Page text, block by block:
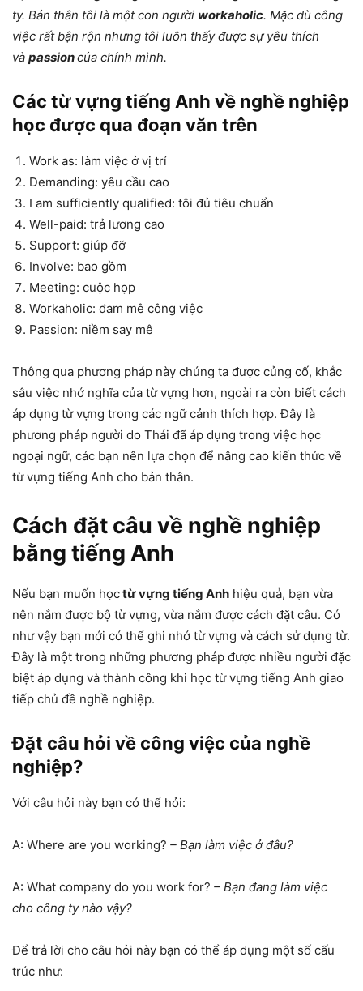
ty. Bản thân tôi là một con người workaholic. Mặc dù công
việc rất bận rộn nhưng tôi luôn thấy được sự yêu thích
và passioncủa chính mình.
Các từ vựng tiếng Anh về nghề nghiệp
học được qua đoạn văn trên
Work as: làm việc ở vị trí
Demanding: yêu cầu cao
I am sufficiently qualified: tôi đủ tiêu chuẩn
Well-paid: trả lương cao
Support: giúp đỡ
Involve: bao gồm
Meeting: cuộc họp
Workaholic: đam mê công việc
Passion: niềm say mê
Thông qua phương pháp này chúng ta được củng cố, khắc
sâu việc nhớ nghĩa của từ vựng hơn, ngoài ra còn biết cách
áp dụng từ vựng trong các ngữ cảnh thích hợp. Đây là
phương pháp người do Thái đã áp dụng trong việc học
ngoại ngữ, các bạn nên lựa chọn để nâng cao kiến thức về
từ vựng tiếng Anh cho bản thân.
Cách đặt câu về nghề nghiệp
bằng tiếng Anh
Nếu bạn muốn họctừ vựng tiếng Anh hiệu quả, bạn vừa
nên nắm được bộ từ vựng, vừa nắm được cách đặt câu. Có
như vậy bạn mới có thể ghi nhớ từ vựng và cách sử dụng từ.
Đây là một trong những phương pháp được nhiều người đặc
biệt áp dụng và thành công khi học từ vựng tiếng Anh giao
tiếp chủ đề nghề nghiệp.
Đặt câu hỏi về công việc của nghề
nghiệp?
Với câu hỏi này bạn có thể hỏi:
A: Where are you working? – Bạn làm việc ở đâu?
A: What company do you work for? – Bạn đang làm việc
cho công ty nào vậy?
Để trả lời cho câu hỏi này bạn có thể áp dụng một số cấu
trúc như: